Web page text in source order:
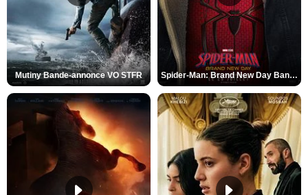
Mutiny Bande-annonce VO STFR Spider-Man: Brand New Day Bande-annonce VO STFR